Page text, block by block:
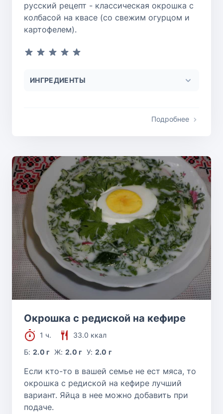
русский рецепт - классическая окрошка с
колбасой на квасе (со свежим огурцом и
картофелем).
ИНГРЕДИЕНТЫ
Подробнее
Окрошка с редиской на кефире
1 ч.
33.0 ккал
Б:2.0 г Ж: 2.0 г У: 2.0 г
Если кто-то в вашей семье не ест мяса, то
окрошка с редиской на кефире лучший
вариант. Яйца в нее можно добавить при
подаче.